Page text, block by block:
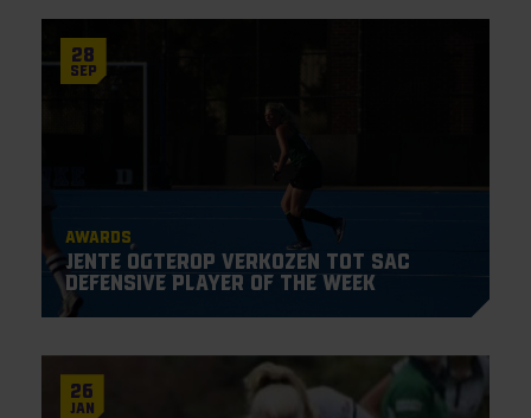
28
Sep
Awards
Jente Ogterop verkozen tot SAC
Defensive Player of the Week
26
Jan